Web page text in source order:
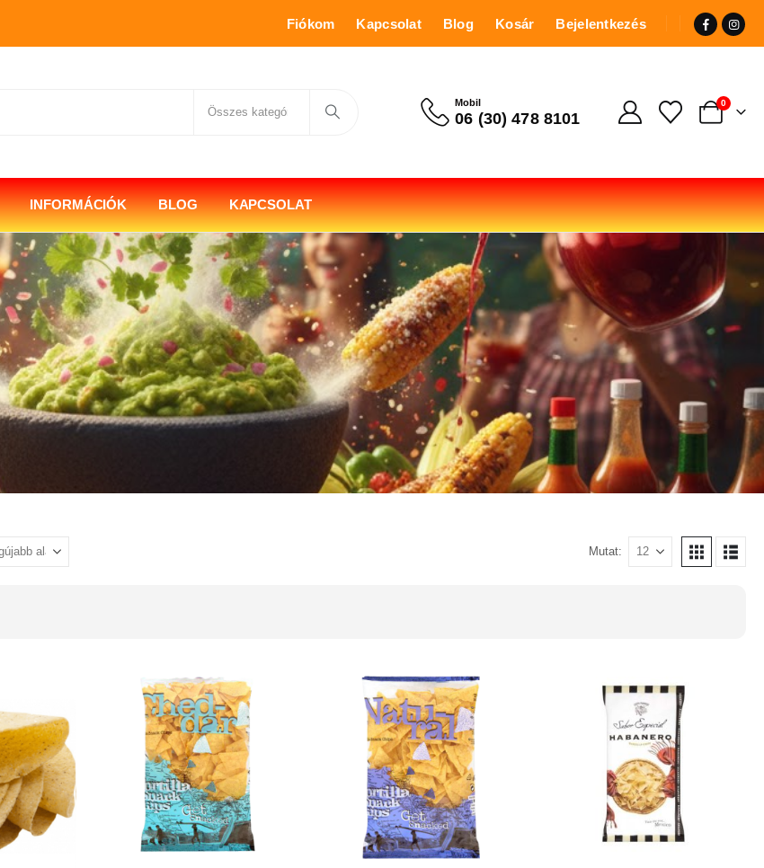
Fiókom Kapcsolat Blog Kosár Bejelentkezés
Mobil
06 (30) 478 8101
0
INFORMÁCIÓK BLOG KAPCSOLAT
Mutat: